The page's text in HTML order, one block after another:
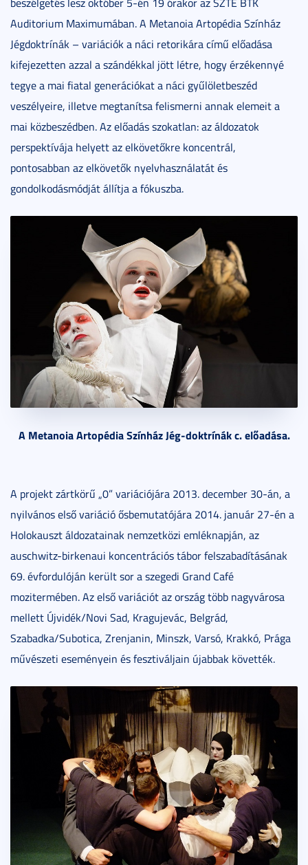
Auditorium Maximumában. A Metanoia Artopédia Színház
Jégdoktrínák – variációk a náci retorikára című előadása
kifejezetten azzal a szándékkal jött létre, hogy érzékennyé
tegye a mai fiatal generációkat a náci gyűlöletbeszéd
veszélyeire, illetve megtanítsa felismerni annak elemeit a
mai közbeszédben. Az előadás szokatlan: az áldozatok
perspektívája helyett az elkövetőkre koncentrál,
pontosabban az elkövetők nyelvhasználatát és
gondolkodásmódját állítja a fókuszba.
A Metanoia Artopédia Színház Jég-doktrínák c. előadása.
A projekt zártkörű „0” variációjára 2013. december 30-án, a
nyilvános első variáció ősbemutatójára 2014. január 27-én a
Holokauszt áldozatainak nemzetközi emléknapján, az
auschwitz-birkenaui koncentrációs tábor felszabadításának
69. évfordulóján került sor a szegedi Grand Café
mozitermében. Az első variációt az ország több nagyvárosa
mellett Újvidék/Novi Sad, Kragujevác, Belgrád,
Szabadka/Subotica, Zrenjanin, Minszk, Varsó, Krakkó, Prága
művészeti eseményein és fesztiváljain újabbak követték.